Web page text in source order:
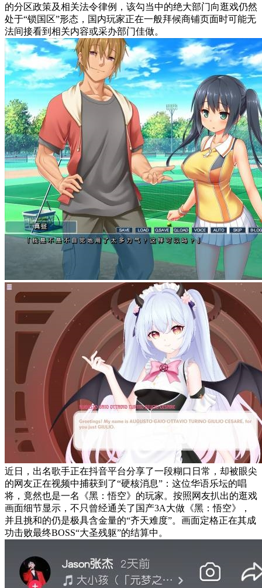
的分区政策及相关法令律例，该勾当中的绝大部门向逛戏仍然
处于“锁国区”形态，国内玩家正在一般拜候商铺页面时可能无
法间接看到相关内容或采办部门佳做。
近日，出名歌手正在抖音平台分享了一段糊口日常，却被眼尖
的网友正在视频中捕获到了“硬核消息”：这位华语乐坛的唱
将，竟然也是一名《黑：悟空》的玩家。按照网友扒出的逛戏
画面细节显示，不只曾经通关了国产3A大做《黑：悟空》，
并且挑和的仍是极具含金量的“齐天难度”。画面定格正在其成
功击败最终BOSS“大圣残躯”的结算中。